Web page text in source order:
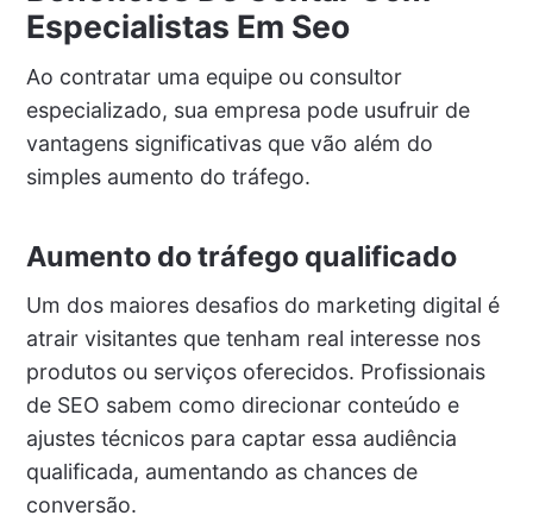
Especialistas Em Seo
Ao contratar uma equipe ou consultor
especializado, sua empresa pode usufruir de
vantagens significativas que vão além do
simples aumento do tráfego.
Aumento do tráfego qualificado
Um dos maiores desafios do marketing digital é
atrair visitantes que tenham real interesse nos
produtos ou serviços oferecidos. Profissionais
de SEO sabem como direcionar conteúdo e
ajustes técnicos para captar essa audiência
qualificada, aumentando as chances de
conversão.